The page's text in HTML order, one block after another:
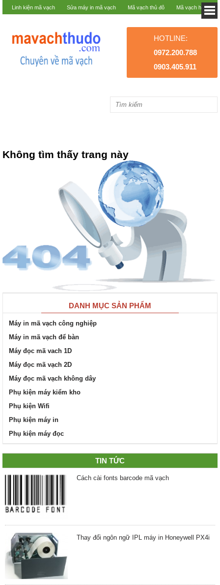
Linh kiện mã vạch Sửa máy in mã vạch Mã vạch thủ đô Mã vạch hà nội
HOTLINE:
0972.200.788
0903.405.911
Không tìm thấy trang này
DANH MỤC SẢN PHẨM
Máy in mã vạch công nghiệp
Máy in mã vạch để bàn
Máy đọc mã vach 1D
Máy đọc mã vạch 2D
Máy đọc mã vạch không dây
Phụ kiện máy kiểm kho
Phụ kiện Wifi
Phụ kiện máy in
Phụ kiện máy đọc
TIN TỨC
Cách cài fonts barcode mã vạch
Thay đổi ngôn ngữ IPL máy in Honeywell PX4i